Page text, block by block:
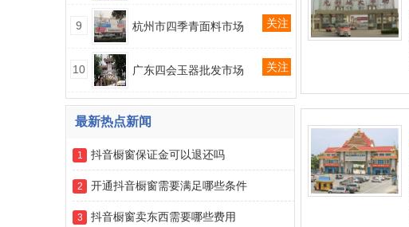
9 杭州市四季青面料市场 关注
10 广东四会玉器批发市场 关注
最新热点新闻
1 抖音橱窗保证金可以退还吗
2 开通抖音橱窗需要满足哪些条件
3 抖音橱窗卖东西需要哪些费用